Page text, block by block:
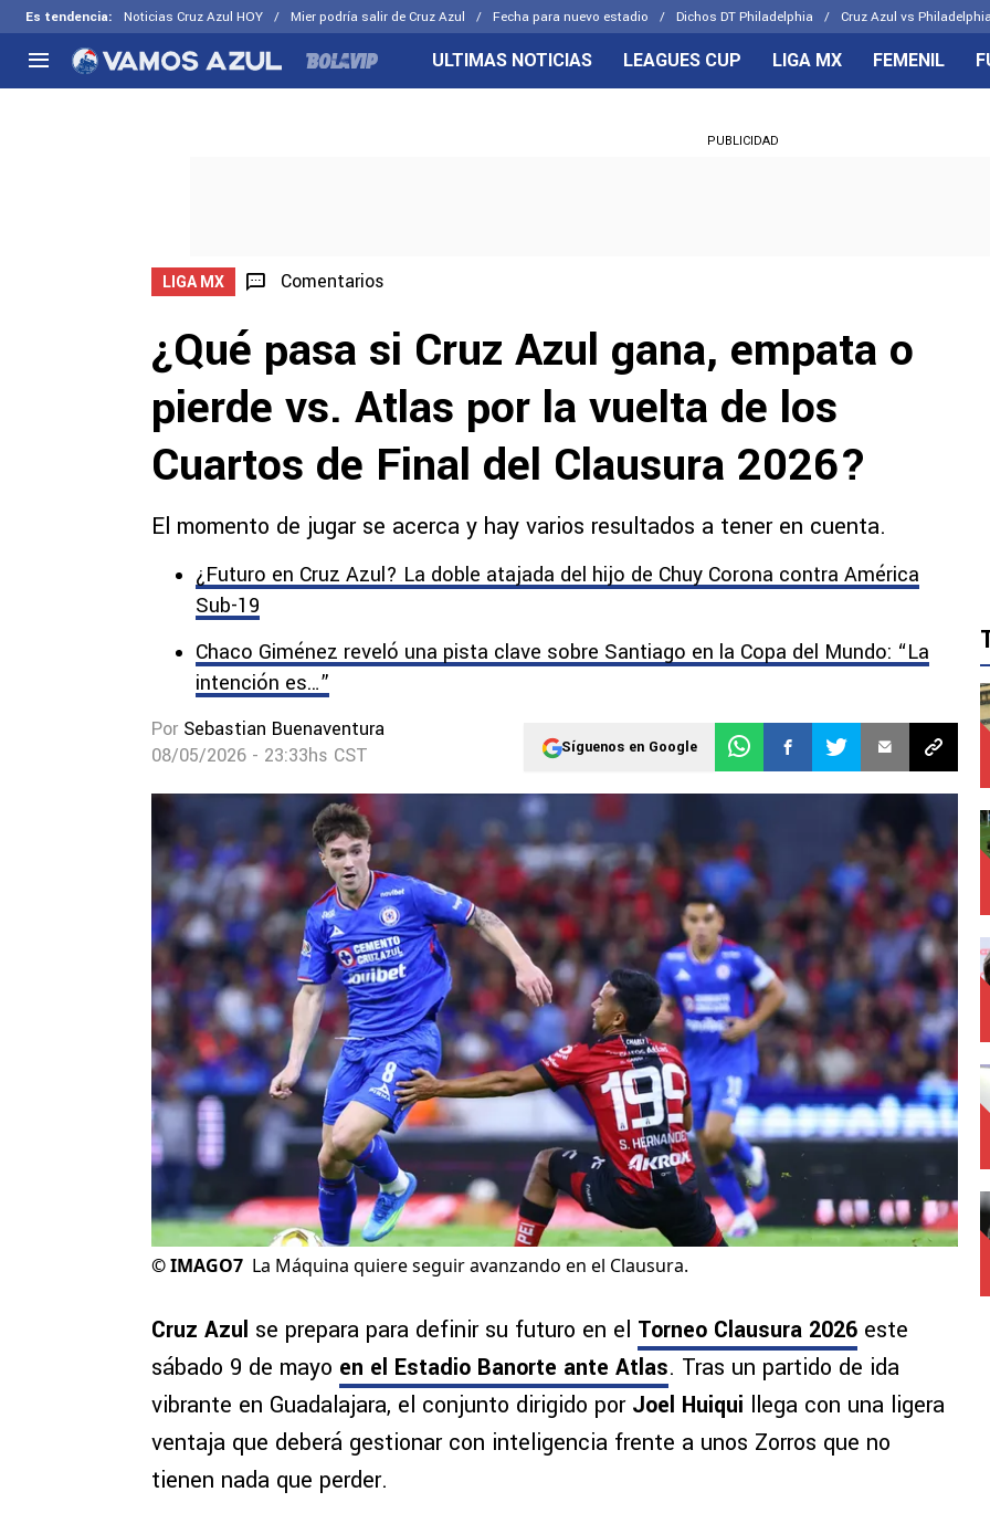
Es tendencia: Noticias Cruz Azul HOY Mier podría salir de Cruz Azul Fecha para nuevo estadio Dichos DT Philadelphia Cruz Azul vs
Selección Mexicana
CELESTES
ULTIMAS NOTICIAS LEAGUES CUP LIGA MX FEMENIL
PUBLICIDAD
LIGA MX Comentarios
¿Qué pasa si Cruz Azul gana, empata o
pierde vs. Atlas por la vuelta de los
Cuartos de Final del Clausura 2026?
El momento de jugar se acerca y hay varios resultados a tener en cuenta.
¿Futuro en Cruz Azul? La doble atajada del hijo de Chuy Corona contra América
Sub-19
Chaco Giménez reveló una pista clave sobre Santiago en la Copa del Mundo: “La
intención es…”
Por Sebastian Buenaventura
08/05/2026 - 23:33hs CST
Síguenos en Google
©IMAGO7 La Máquina quiere seguir avanzando en el Clausura.
Cruz Azul se prepara para definir su futuro en el Torneo Clausura 2026 este
sábado 9 de mayo en el Estadio Banorte ante Atlas. Tras un partido de ida
vibrante en Guadalajara, el conjunto dirigido por Joel Huiqui llega con una ligera
ventaja que deberá gestionar con inteligencia frente a unos Zorros que no
tienen nada que perder.